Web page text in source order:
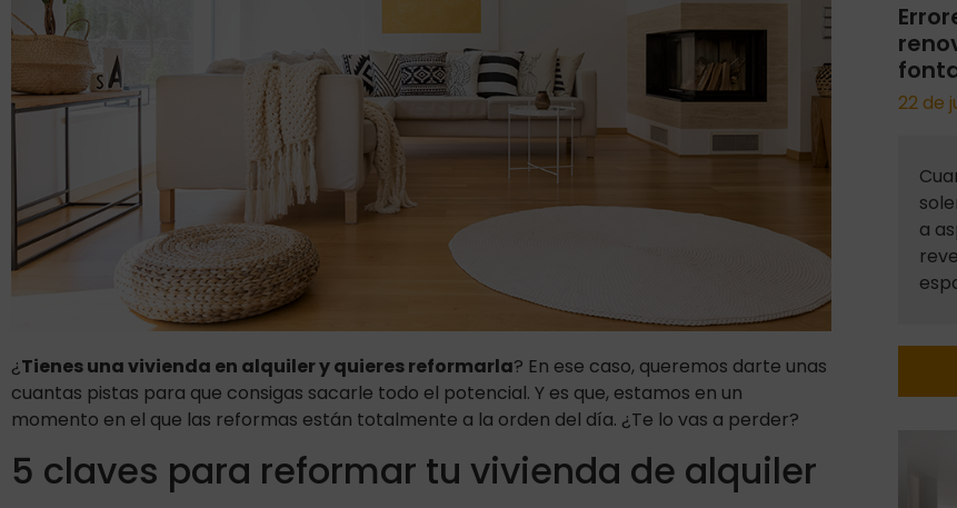
¿Tienes una vivienda en alquiler y quieres reformarla? En ese caso, queremos darte unas
cuantas pistas para que consigas sacarle todo el potencial. Y es que, estamos en un
momento en el que las reformas están totalmente a la orden del día. ¿Te lo vas a perder?
5 claves para reformar tu vivienda de alquiler
22 de
a